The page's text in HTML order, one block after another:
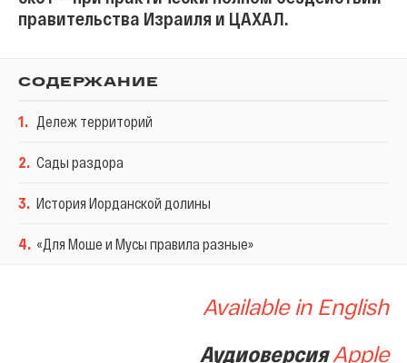
правительства Израиля и ЦАХАЛ.
СОДЕРЖАНИЕ
1. Дележ территорий
2. Сады раздора
3. История Иорданской долины
4. «Для Моше и Мусы правила разные»
Available in English
АудиоверсияApple